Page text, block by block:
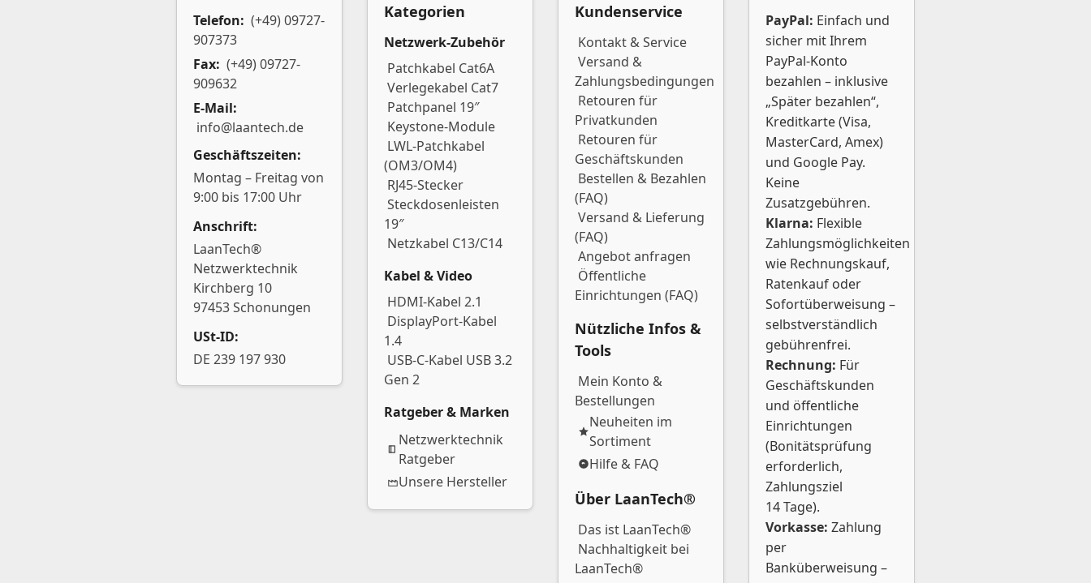
Telefon: (+49) 09727-
907373
Fax: (+49) 09727-
909632
E-Mail:
info@laantech.de
Geschäftszeiten:
Montag – Freitag von
9:00 bis 17:00 Uhr
Anschrift:
LaanTech®
Netzwerktechnik
Kirchberg 10
97453 Schonungen
USt-ID:
DE 239 197 930
Kategorien
Netzwerk-Zubehör
Patchkabel Cat6A
Verlegekabel Cat7
Patchpanel 19″
Keystone-Module
LWL-Patchkabel
(OM3/OM4)
RJ45-Stecker
Steckdosenleisten
19″
Netzkabel C13/C14
Kabel & Video
HDMI-Kabel 2.1
DisplayPort-Kabel
1.4
USB-C-Kabel USB 3.2
Gen 2
Ratgeber & Marken
Netzwerktechnik
Ratgeber
Unsere Hersteller
Kundenservice
Kontakt & Service
Versand &
Zahlungsbedingungen
Retouren für
Privatkunden
Retouren für
Geschäftskunden
Bestellen & Bezahlen
(FAQ)
Versand & Lieferung
(FAQ)
Angebot anfragen
Öffentliche
Einrichtungen (FAQ)
Nützliche Infos &
Tools
Mein Konto &
Bestellungen
Neuheiten im
Sortiment
Hilfe & FAQ
Über LaanTech®
Das ist LaanTech®
Nachhaltigkeit bei
LaanTech®
PayPal: Einfach und
sicher mit Ihrem
PayPal-Konto
bezahlen – inklusive
„Später bezahlen“,
Kreditkarte (Visa,
MasterCard, Amex)
und Google Pay.
Keine
Zusatzgebühren.
Klarna: Flexible
Zahlungsmöglichkeiten
wie Rechnungskauf,
Ratenkauf oder
Sofortüberweisung –
selbstverständlich
gebührenfrei.
Rechnung: Für
Geschäftskunden
und öffentliche
Einrichtungen
(Bonitätsprüfung
erforderlich,
Zahlungsziel
14 Tage).
Vorkasse: Zahlung
per
Banküberweisung –